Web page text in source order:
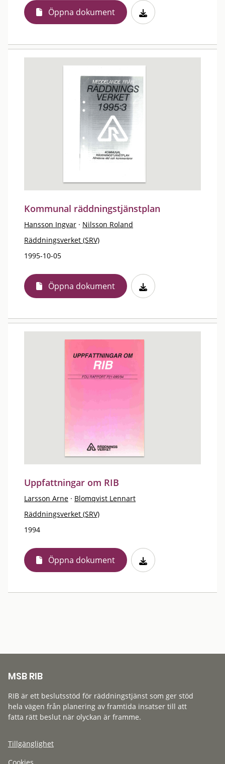
Öppna dokument
Kommunal räddningstjänstplan
Hansson Ingvar · Nilsson Roland
Räddningsverket (SRV)
1995-10-05
Öppna dokument
Uppfattningar om RIB
Larsson Arne · Blomqvist Lennart
Räddningsverket (SRV)
1994
Öppna dokument
MSB RIB
RIB är ett beslutsstöd för räddningstjänst som ger stöd
hela vägen från planering av framtida insatser till att
fatta rätt beslut när olyckan är framme.
Tillgänglighet